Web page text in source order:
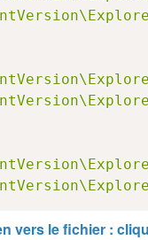
vers le fichier :